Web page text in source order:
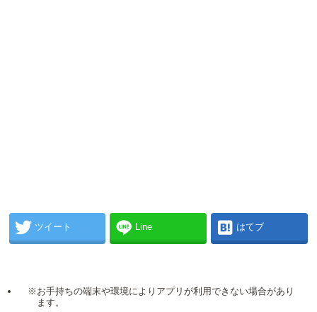
ツイート Line はてブ
※お手持ちの端末や環境によりアプリが利用できない場合があり
ます。